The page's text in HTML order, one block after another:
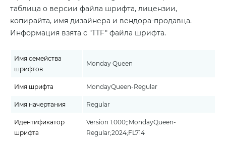
таблица о версии файла шрифта, лицензии,
копирайта, имя дизайнера и вендора-продавца.
Информация взята с "TTF" файла шрифта.
Имя семейства
шрифтов
Monday Queen
Имя шрифта MondayQueen-Regular
Имя начертания Regular
Идентификатор
шрифта
Version 1.000;;MondayQueen-
Regular;2024;FL714